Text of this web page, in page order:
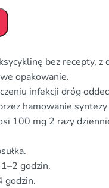
bez recepty,
opakowanie.
infekcji dróg
hamowanie
100 mg 2 razy
godzin.
godzin.